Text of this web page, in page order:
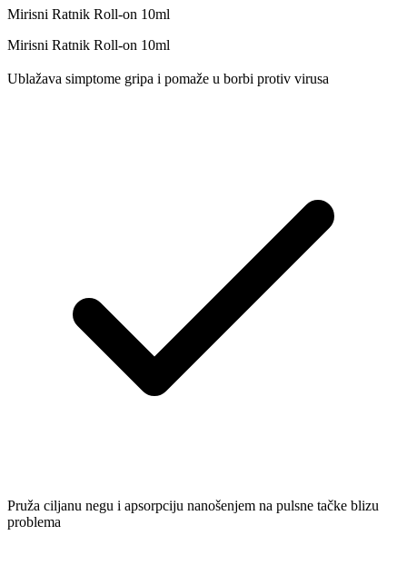
Mirisni Ratnik Roll-on 10ml
Mirisni Ratnik Roll-on 10ml
Ublažava simptome gripa i pomaže u borbi protiv virusa
Pruža ciljanu negu i apsorpciju nanošenjem na pulsne tačke blizu
problema